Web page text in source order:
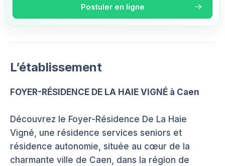
Postuler en ligne
L’établissement
FOYER-RÉSIDENCE DE LA HAIE VIGNÉ à Caen
Découvrez le Foyer-Résidence De La Haie
Vigné, une résidence services seniors et
résidence autonomie, située au cœur de la
charmante ville de Caen, dans la région de